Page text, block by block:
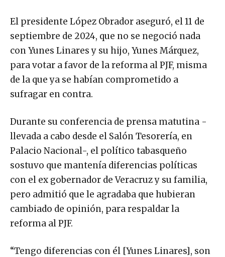
El presidente López Obrador aseguró, el 11 de
septiembre de 2024, que no se negoció nada
con Yunes Linares y su hijo, Yunes Márquez,
para votar a favor de la reforma al PJF, misma
de la que ya se habían comprometido a
sufragar en contra.
Durante su conferencia de prensa matutina -
llevada a cabo desde el Salón Tesorería, en
Palacio Nacional-, el político tabasqueño
sostuvo que mantenía diferencias políticas
con el ex gobernador de Veracruz y su familia,
pero admitió que le agradaba que hubieran
cambiado de opinión, para respaldar la
reforma al PJF.
“Tengo diferencias con él [Yunes Linares], son